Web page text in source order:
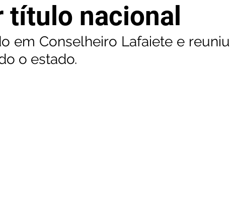
nacional
em Conselheiro Lafaiete e reuniu
o estado.